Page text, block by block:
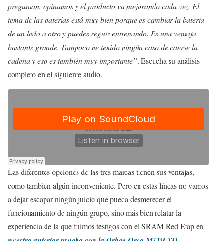
preguntan, opinamos y el producto va mejorando cada vez. El
tema de las baterías está muy bien porque es cambiar la batería
de un lado a otro y puedes seguir entrenando. Es una ventaja
bastante grande. Tampoco he tenido ningún caso de caerse la
cadena y eso es también muy importante”. Escucha su análisis
completo en el siguiente audio.
Las diferentes opciones de las tres marcas tienen sus ventajas,
como también algún inconveniente. Pero en estas líneas no vamos
a dejar escapar ningún juicio que pueda desmerecer el
funcionamiento de ningún grupo, sino más bien relatar la
experiencia de la que fuimos testigos con el SRAM Red Etap en